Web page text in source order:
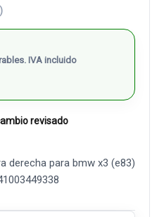
IVA incluido
revisado
derecha para bmw x3 (e83)